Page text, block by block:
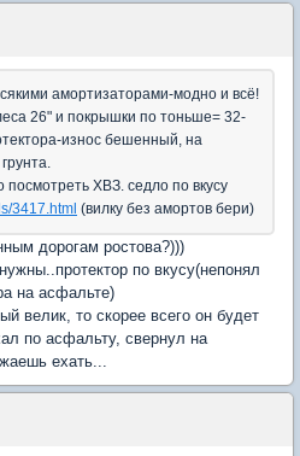
амортизаторами-модно и всё!
26" и покрышки по тоньше= 32-
износ бешенный, на
ХВЗ. седло по вкусу
3417.html (вилку без амортов бери)
дорогам ростова?)))
по вкусу(непонял
на асфальте)
велик, то скорее всего он будет
по асфальту, свернул на
ехать...